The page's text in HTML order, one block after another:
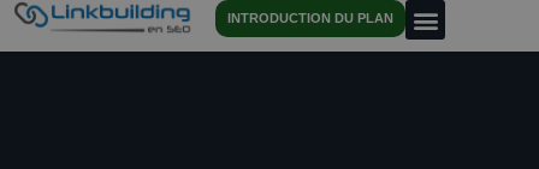
INTRODUCTION DU PLAN